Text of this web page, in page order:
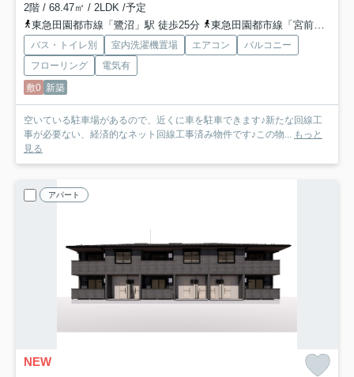
2階 / 68.47㎡ / 2LDK /予定
東急田園都市線「鷺沼」駅 徒歩25分
東急田園都市線「宮前平」駅 徒歩25分
バス・トイレ別 室内洗濯機置場 エアコン
バルコニー
フローリング
電気有
敷0 新築
空いている駐車場があるので、近くに車を駐車できます♪新たな回線工
事が必要ない、経済的なネット回線工事済み物件です♪この物... もっと
見る
アパート
NEW